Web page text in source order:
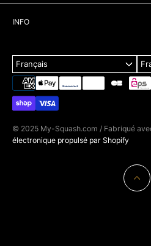
Cadeaux
Marques
Livraison
FAQ
Guides d'achat
INFO
À propos
Politique de confidentialité
Blogs
Français
© 2025 My-Squash.com / Fabriqué
électronique propulsé par Shopify